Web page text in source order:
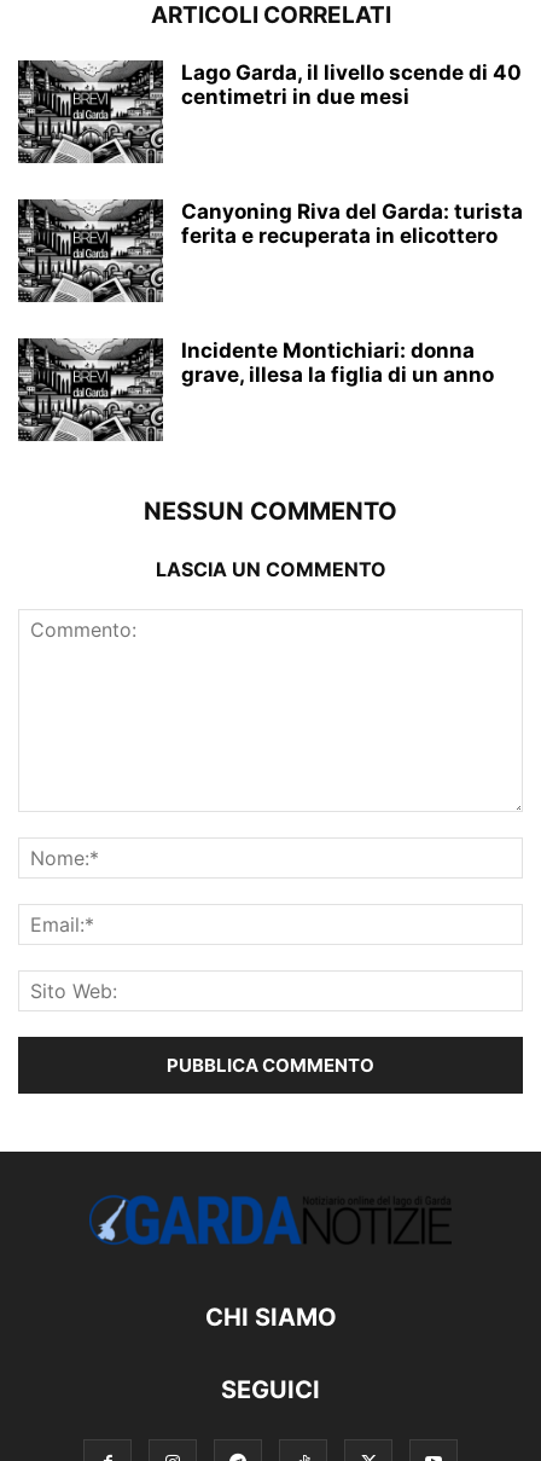
ARTICOLI CORRELATI
Lago Garda, il livello scende di 40
centimetri in due mesi
Canyoning Riva del Garda: turista
ferita e recuperata in elicottero
Incidente Montichiari: donna
grave, illesa la figlia di un anno
NESSUN COMMENTO
LASCIA UN COMMENTO
CHI SIAMO
SEGUICI